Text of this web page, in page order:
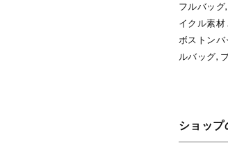
フルバッ
イクル素
ボストンバ
ルバッグ,
ショップ